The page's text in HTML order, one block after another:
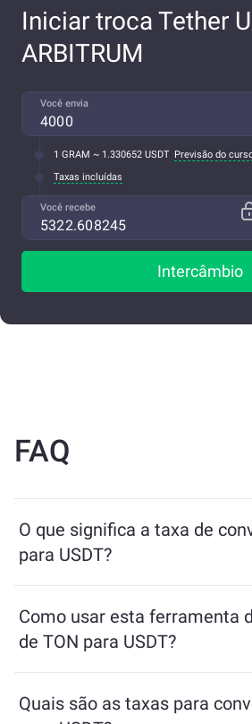
Iniciar troca Tether
ARBITRUM
Você envia
1 GRAM ~ 1.330652 USDT Previsão do
Taxas incluídas
Você recebe
Intercâmbio
FAQ
O que significa a taxa de
para USDT?
receberá em troca de TON. Essa
com as condições de mercado, a
a liquidez.
Como usar esta ferramenta
de TON para USDT?
a ferramenta calculará o valor
Quais são as taxas para